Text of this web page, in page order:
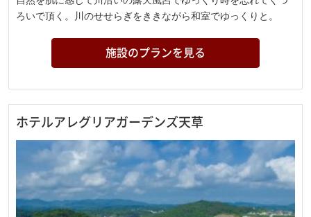
ろいで頂く。川のせせらぎをききながら和室でゆっくりと。
施設のプランを見る
ホテルアレグリアガーデンズ天草